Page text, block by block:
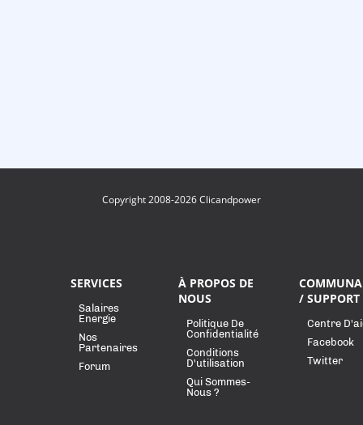
Copyright 2008-2026 Clicandpower
SERVICES
Salaires
Energie
Nos
Partenaires
Forum
À PROPOS DE
NOUS
Politique De
Confidentialité
Conditions
D'utilisation
Qui Sommes-
Nous ?
/ SUPPORT
Centre
Facebook
Twitter